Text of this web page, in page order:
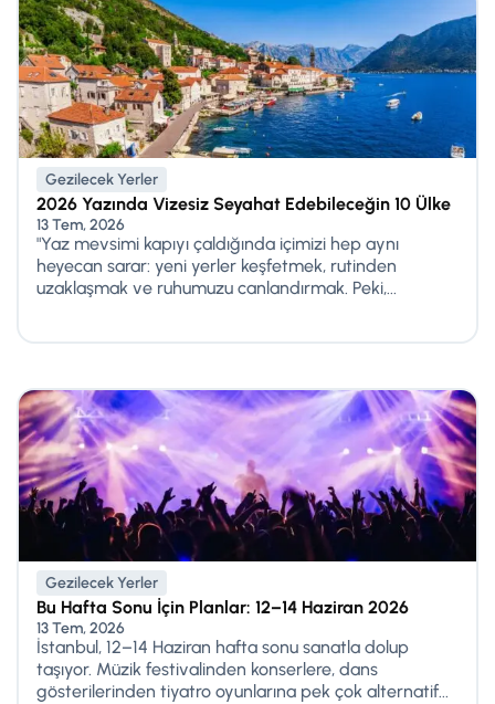
Gezilecek Yerler
2026 Yazında Vizesiz Seyahat Edebileceğin 10 Ülke
13 Tem, 2026
"Yaz mevsimi kapıyı çaldığında içimizi hep aynı
heyecan sarar: yeni yerler keşfetmek, rutinden
uzaklaşmak ve ruhumuzu canlandırmak. Peki,...
Gezilecek Yerler
Bu Hafta Sonu İçin Planlar: 12–14 Haziran 2026
13 Tem, 2026
İstanbul, 12–14 Haziran hafta sonu sanatla dolup
taşıyor. Müzik festivalinden konserlere, dans
gösterilerinden tiyatro oyunlarına pek çok alternatif...